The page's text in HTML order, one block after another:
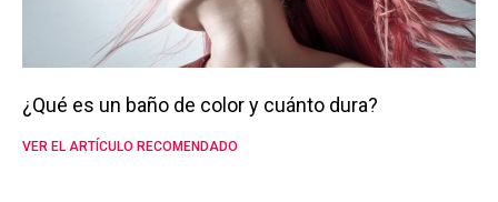
¿Qué es un baño de color y cuánto dura?
VER EL ARTÍCULO RECOMENDADO